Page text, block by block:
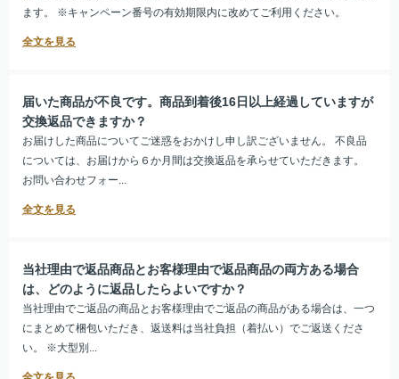
ます。 ※キャンペーン番号の有効期限内に改めてご利用ください。
届いた商品が不良です。商品到着後16日以上経過していますが
交換返品できますか？
お届けした商品についてご迷惑をおかけし申し訳ございません。 不良品
については、お届けから６か月間は交換返品を承らせていただきます。
お問い合わせフォー...
当社理由で返品商品とお客様理由で返品商品の両方ある場合
は、どのように返品したらよいですか？
当社理由でご返品の商品とお客様理由でご返品の商品がある場合は、一つ
にまとめて梱包いただき、返送料は当社負担（着払い）でご返送くださ
い。 ※大型別...